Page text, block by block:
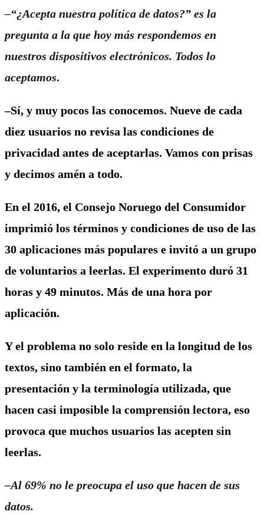
–“¿Acepta nuestra política de datos?” es la
pregunta a la que hoy más respondemos en
nuestros dispositivos electrónicos. Todos lo
aceptamos.
–Sí, y muy pocos las conocemos. Nueve de cada
diez usuarios no revisa las condiciones de
privacidad antes de aceptarlas. Vamos con prisas
y decimos amén a todo.
En el 2016, el Consejo Noruego del Consumidor
imprimió los términos y condiciones de uso de las
30 aplicaciones más populares e invitó a un grupo
de voluntarios a leerlas. El experimento duró 31
horas y 49 minutos. Más de una hora por
aplicación.
Y el problema no solo reside en la longitud de los
textos, sino también en el formato, la
presentación y la terminología utilizada, que
hacen casi imposible la comprensión lectora, eso
provoca que muchos usuarios las acepten sin
leerlas.
–Al 69% no le preocupa el uso que hacen de sus
datos.